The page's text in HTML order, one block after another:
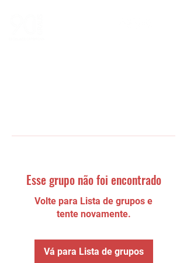
Esse grupo não foi encontrado
Volte para Lista de grupos e
tente novamente.
Vá para Lista de grupos